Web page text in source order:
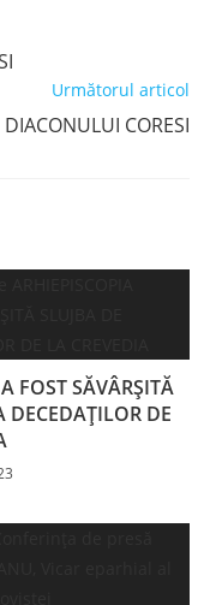
Următorul articol
CORESI
FOST SĂVÂRȘITĂ
DE